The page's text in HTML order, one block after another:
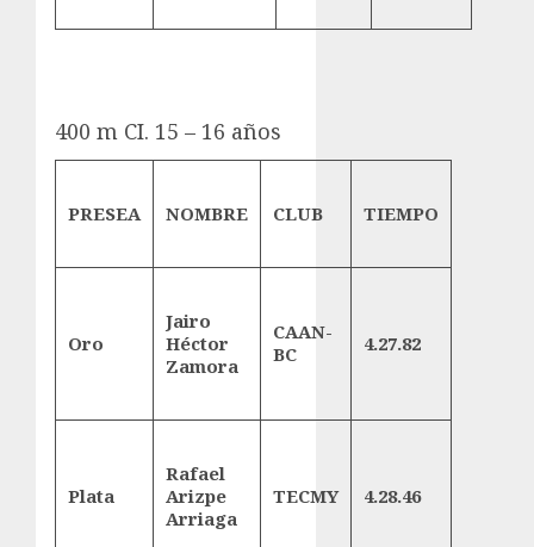
400 m CI. 15 – 16 años
PRESEA NOMBRE CLUB TIEMPO
Oro
Jairo
Héctor
Zamora
CAAN-
BC
4.27.82
Plata
Rafael
Arizpe
Arriaga
TECMY 4.28.46